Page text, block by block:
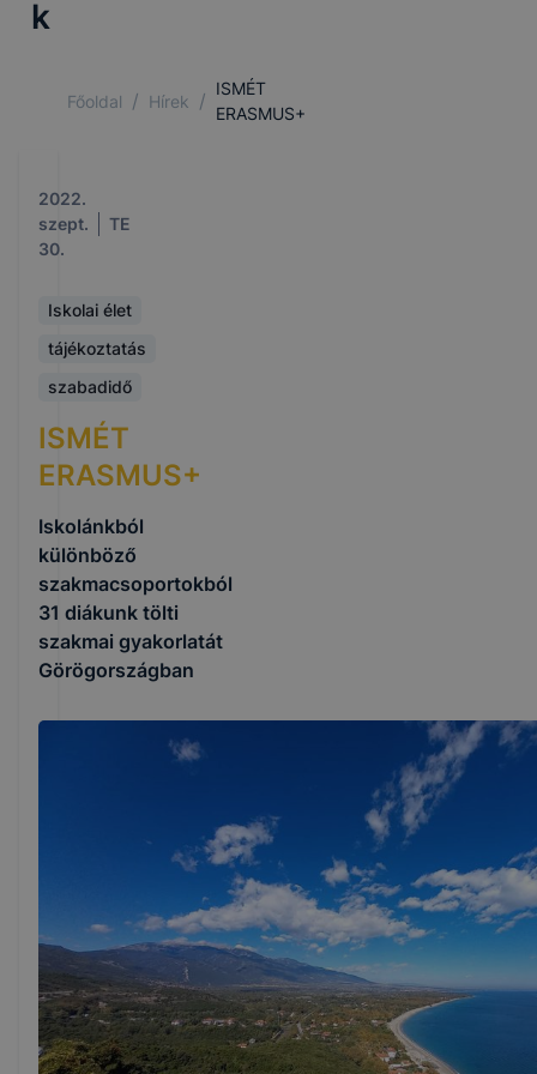
k
Főoldal / Hírek /
ISMÉT
ERASMUS+
2022.
szept.
30.
TE
Iskolai élet
tájékoztatás
szabadidő
ISMÉT
ERASMUS+
Iskolánkból
különböző
szakmacsoportokból
31 diákunk tölti
szakmai gyakorlatát
Görögországban